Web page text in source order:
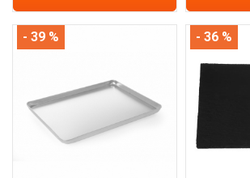
- 39 % - 36 %